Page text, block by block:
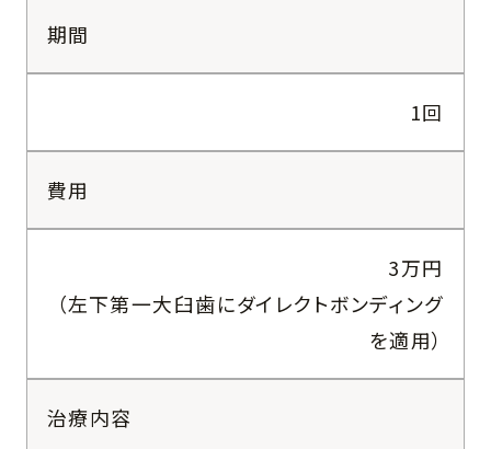
期間
1回
費用
3万円
（左下第一大臼歯にダイレクトボンディング
を適用）
治療内容